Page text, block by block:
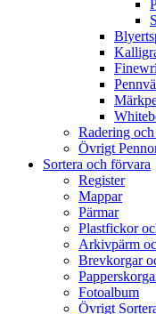
Radering
Övrigt
Sortera och förvara
Register
Mappar
Pärmar
Plastfickor
Arkivpärm
Brevkorgar
Fotoalbum
Övrigt